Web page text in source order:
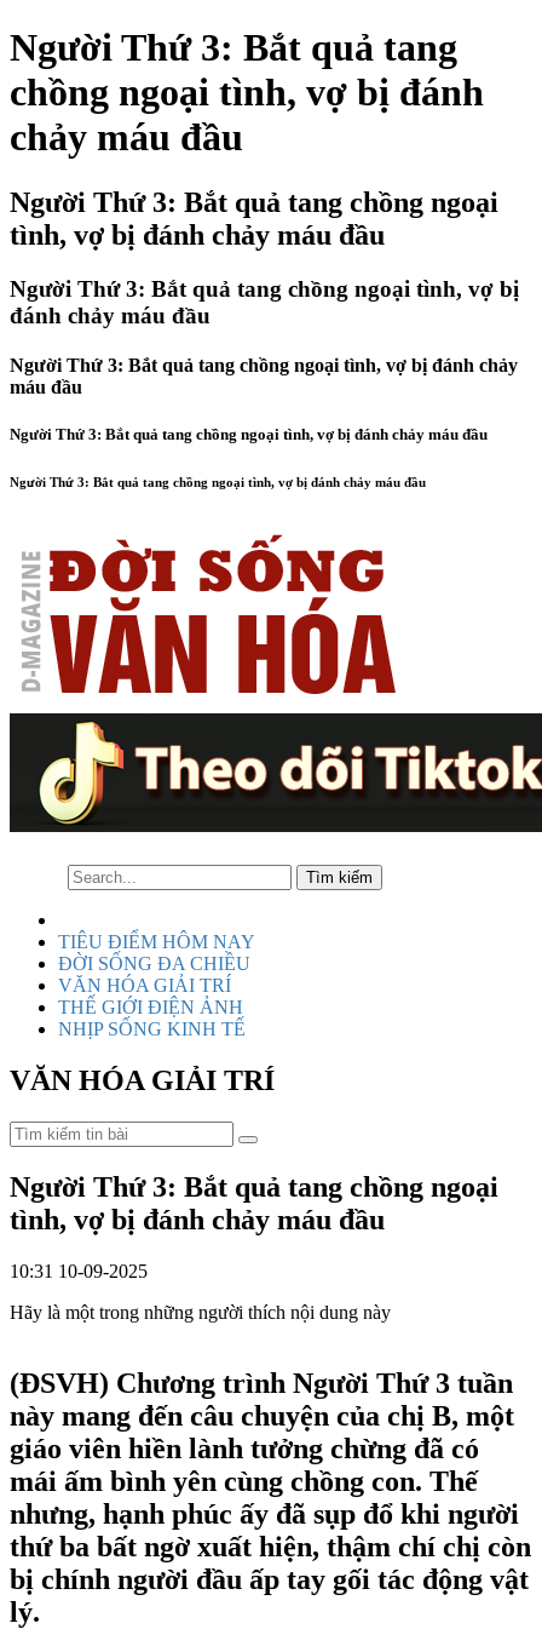
Người Thứ 3: Bắt quả tang
chồng ngoại tình, vợ bị đánh
chảy máu đầu
Người Thứ 3: Bắt quả tang chồng ngoại
tình, vợ bị đánh chảy máu đầu
Người Thứ 3: Bắt quả tang chồng ngoại tình, vợ bị
đánh chảy máu đầu
Người Thứ 3: Bắt quả tang chồng ngoại tình, vợ bị đánh chảy
máu đầu
Người Thứ 3: Bắt quả tang chồng ngoại tình, vợ bị đánh chảy máu đầu
Người Thứ 3: Bắt quả tang chồng ngoại tình, vợ bị đánh chảy máu đầu
TIÊU ĐIỂM HÔM NAY
ĐỜI SỐNG ĐA CHIỀU
VĂN HÓA GIẢI TRÍ
THẾ GIỚI ĐIỆN ẢNH
NHỊP SỐNG KINH TẾ
VĂN HÓA GIẢI TRÍ
Người Thứ 3: Bắt quả tang chồng ngoại
tình, vợ bị đánh chảy máu đầu
10:31 10-09-2025
Hãy là một trong những người thích nội dung này
(ĐSVH) Chương trình Người Thứ 3 tuần
này mang đến câu chuyện của chị B, một
giáo viên hiền lành tưởng chừng đã có
mái ấm bình yên cùng chồng con. Thế
nhưng, hạnh phúc ấy đã sụp đổ khi người
thứ ba bất ngờ xuất hiện, thậm chí chị còn
bị chính người đầu ấp tay gối tác động vật
lý.